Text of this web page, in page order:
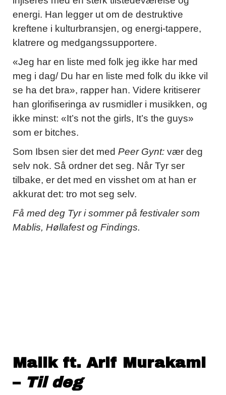
energi. Han legger ut om de destruktive
kreftene i kulturbransjen, og energi-tappere,
klatrere og medgangssupportere.
«Jeg har en liste med folk jeg ikke har med
meg i dag/ Du har en liste med folk du ikke vil
se ha det bra», rapper han. Videre kritiserer
han glorifiseringa av rusmidler i musikken, og
ikke minst: «It’s not the girls, It’s the guys»
som er bitches.
Som Ibsen sier det med Peer Gynt: vær deg
selv nok. Så ordner det seg. Når Tyr ser
tilbake, er det med en visshet om at han er
akkurat det: tro mot seg selv.
Få med deg Tyr i sommer på festivaler som
Mablis, Høllafest og Findings.
Malik ft. Arif Murakami
– Til deg